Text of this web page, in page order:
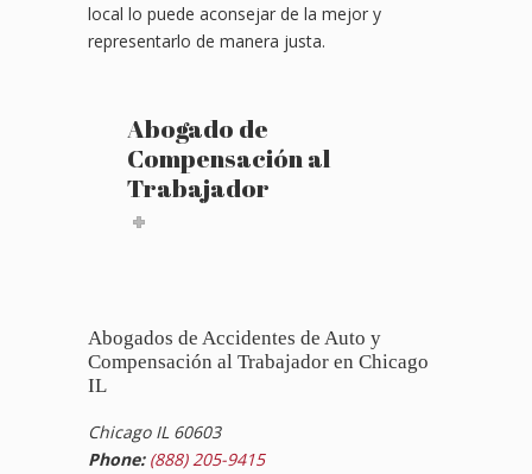
local lo puede aconsejar de la mejor y
representarlo de manera justa.
Abogado de
Compensación al
Trabajador
Abogados de Accidentes de Auto y
Compensación al Trabajador en Chicago
IL
Chicago IL 60603
Phone: (888) 205-9415